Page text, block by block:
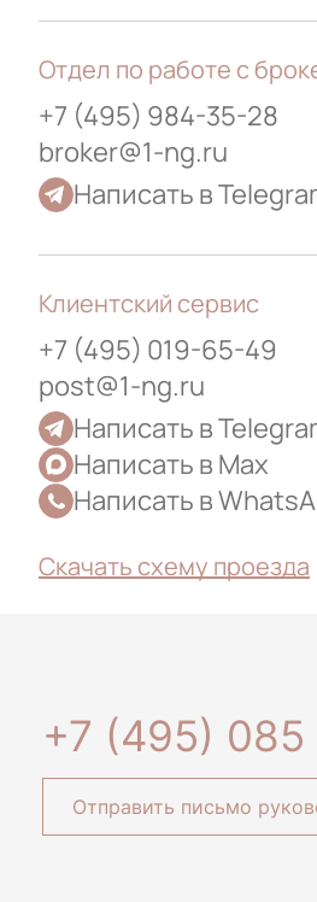
Отдел по работе с
+7 (495) 984-35-28
broker@1-ng.ru
Написать в
Клиентский сервис
+7 (495) 019-65-49
post@1-ng.ru
Написать в
Написать в Max
Написать в
Скачать схему проезда
+7 (495) 085
Отправить письмо